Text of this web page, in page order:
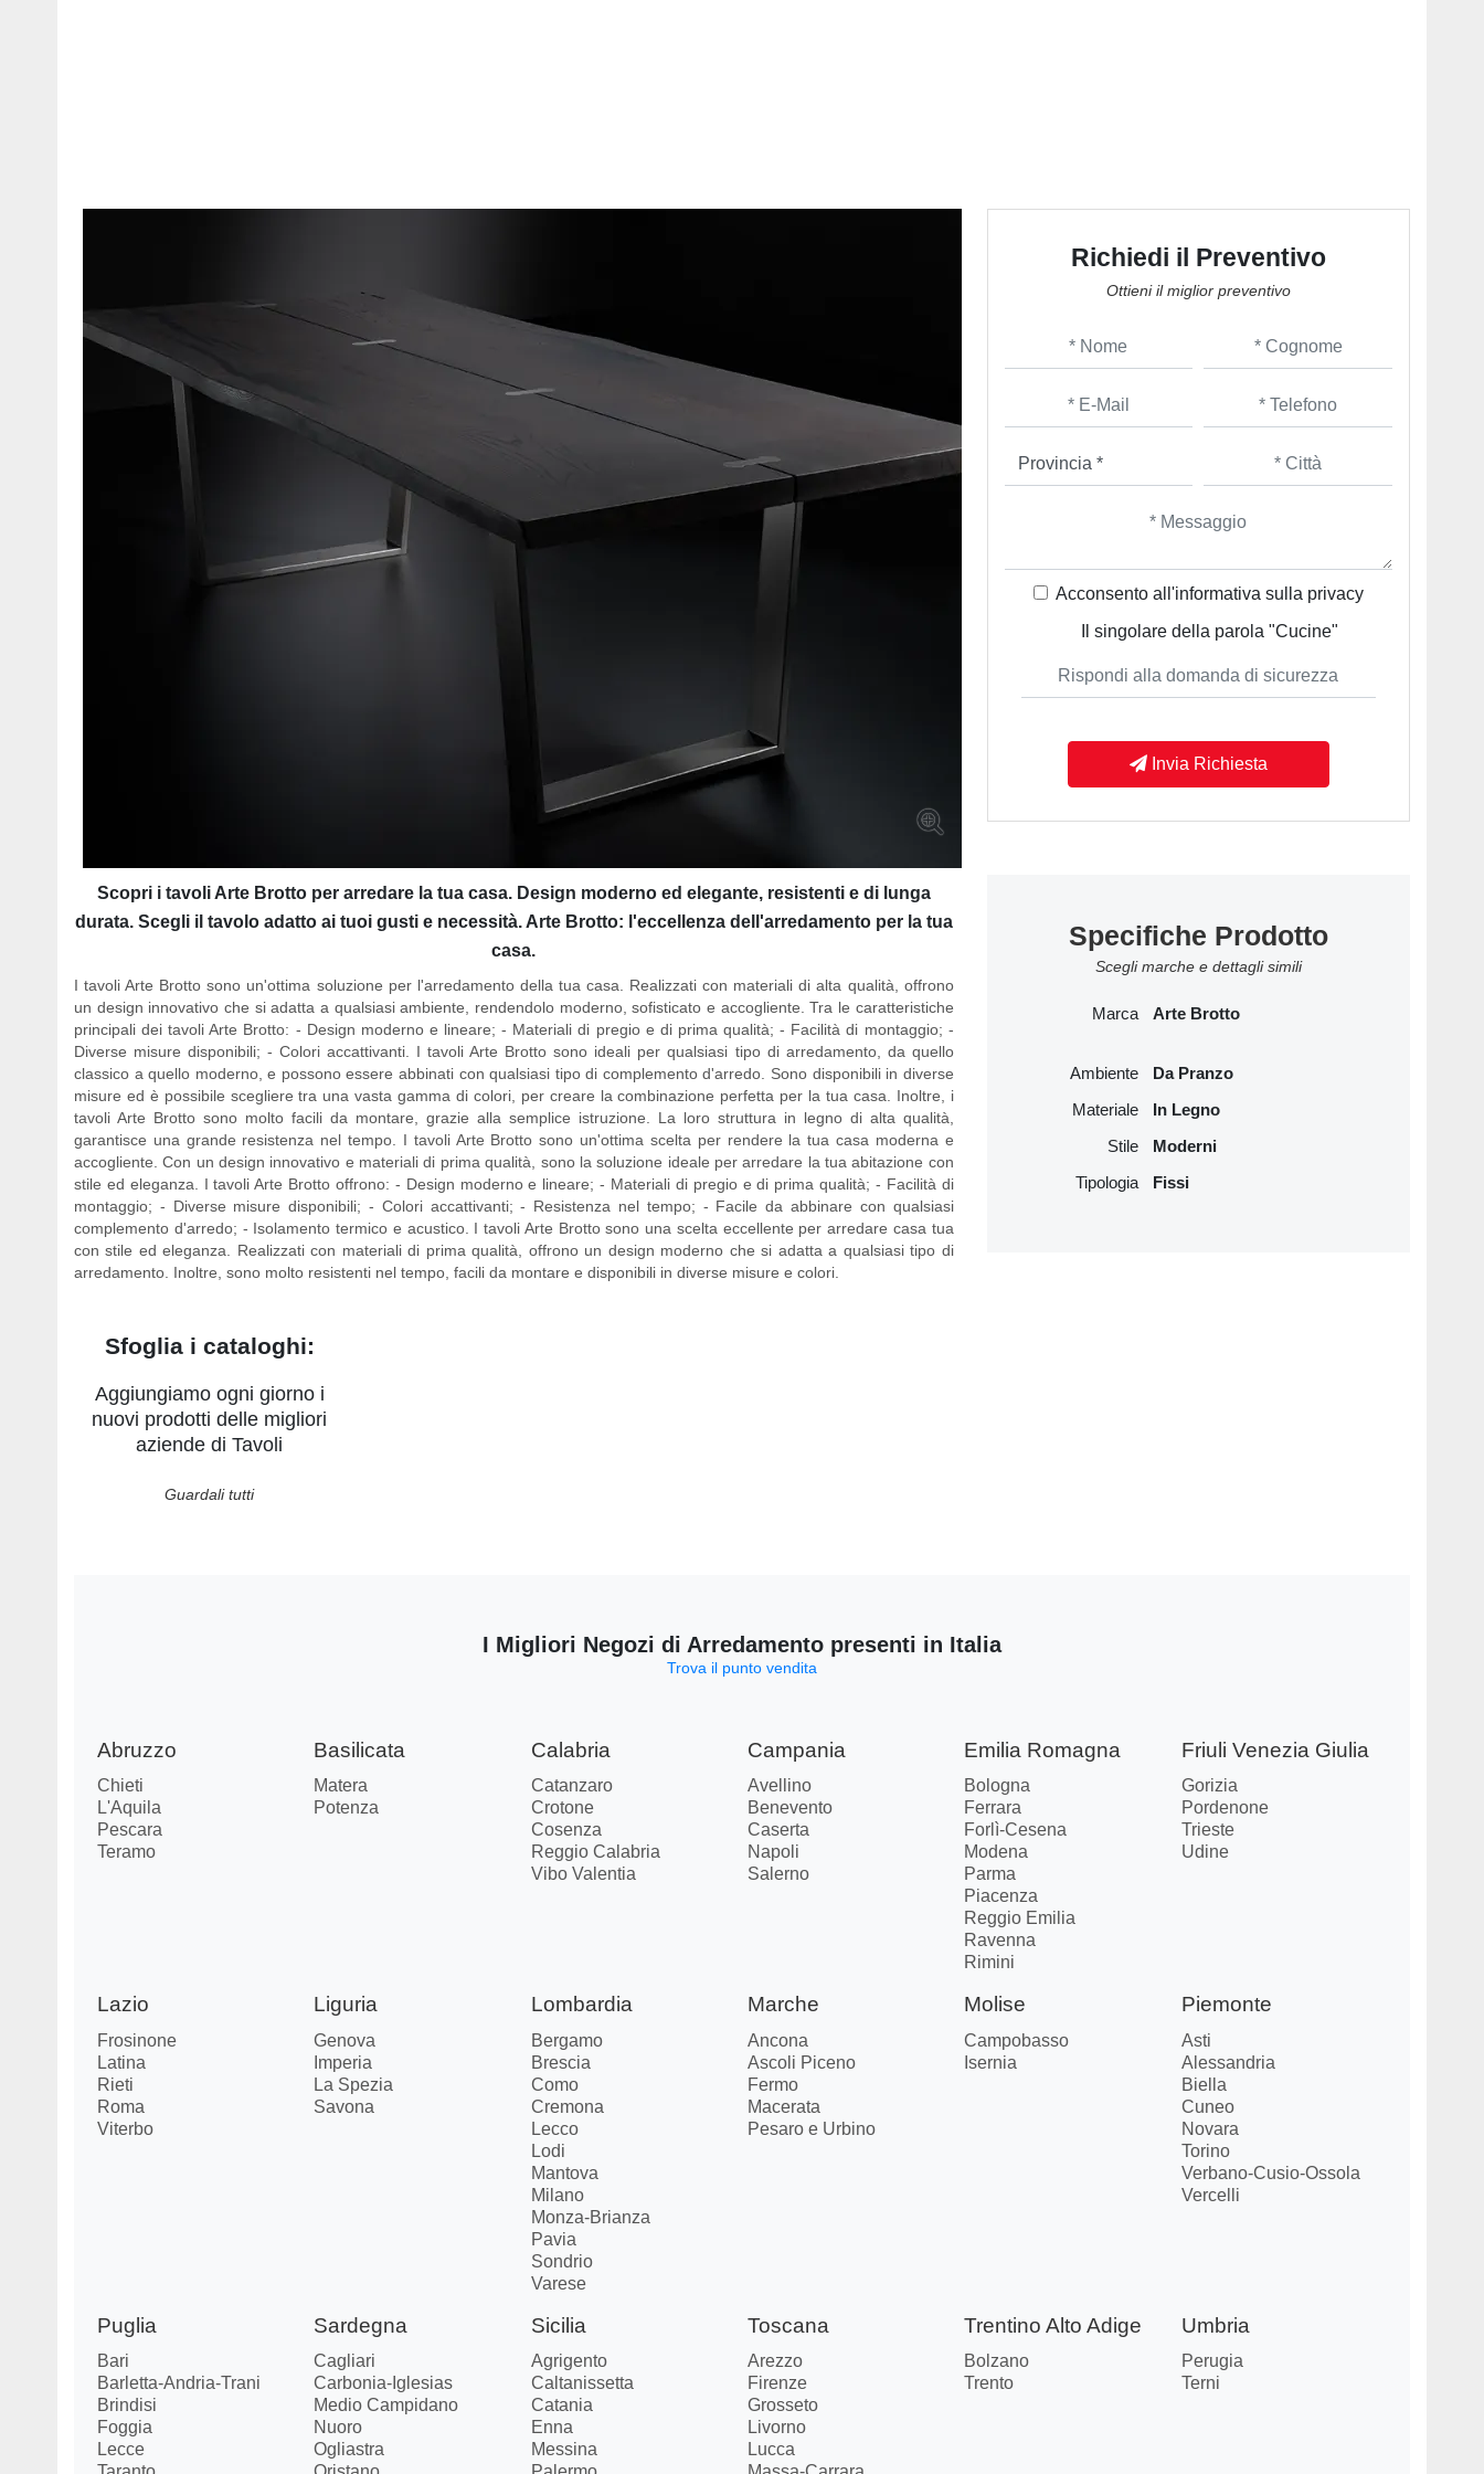
Scopri i tavoli Arte Brotto per arredare la tua casa. Design moderno ed elegante, resistenti e di lunga
durata. Scegli il tavolo adatto ai tuoi gusti e necessità. Arte Brotto: l'eccellenza dell'arredamento per la tua
casa.
I tavoli Arte Brotto sono un'ottima soluzione per l'arredamento della tua casa. Realizzati con materiali di alta qualità, offrono
un design innovativo che si adatta a qualsiasi ambiente, rendendolo moderno, sofisticato e accogliente. Tra le caratteristiche
principali dei tavoli Arte Brotto: - Design moderno e lineare; - Materiali di pregio e di prima qualità; - Facilità di montaggio; -
Diverse misure disponibili; - Colori accattivanti. I tavoli Arte Brotto sono ideali per qualsiasi tipo di arredamento, da quello
classico a quello moderno, e possono essere abbinati con qualsiasi tipo di complemento d'arredo. Sono disponibili in diverse
misure ed è possibile scegliere tra una vasta gamma di colori, per creare la combinazione perfetta per la tua casa. Inoltre, i
tavoli Arte Brotto sono molto facili da montare, grazie alla semplice istruzione. La loro struttura in legno di alta qualità,
garantisce una grande resistenza nel tempo. I tavoli Arte Brotto sono un'ottima scelta per rendere la tua casa moderna e
accogliente. Con un design innovativo e materiali di prima qualità, sono la soluzione ideale per arredare la tua abitazione con
stile ed eleganza. I tavoli Arte Brotto offrono: - Design moderno e lineare; - Materiali di pregio e di prima qualità; - Facilità di
montaggio; - Diverse misure disponibili; - Colori accattivanti; - Resistenza nel tempo; - Facile da abbinare con qualsiasi
complemento d'arredo; - Isolamento termico e acustico. I tavoli Arte Brotto sono una scelta eccellente per arredare casa tua
con stile ed eleganza. Realizzati con materiali di prima qualità, offrono un design moderno che si adatta a qualsiasi tipo di
arredamento. Inoltre, sono molto resistenti nel tempo, facili da montare e disponibili in diverse misure e colori.
Sfoglia i cataloghi:
Aggiungiamo ogni giorno i
nuovi prodotti delle migliori
aziende di Tavoli
Guardali tutti
Richiedi il Preventivo
Ottieni il miglior preventivo
Acconsento all'informativa sulla privacy
Il singolare della parola "Cucine"
Invia Richiesta
Specifiche Prodotto
Scegli marche e dettagli simili
Marca Arte Brotto
Ambiente Da Pranzo
Materiale In Legno
Stile Moderni
Tipologia Fissi
I Migliori Negozi di Arredamento presenti in Italia
Trova il punto vendita
Abruzzo
Chieti
L'Aquila
Pescara
Teramo
Basilicata
Matera
Potenza
Calabria
Catanzaro
Crotone
Cosenza
Reggio Calabria
Vibo Valentia
Campania
Avellino
Benevento
Caserta
Napoli
Salerno
Emilia Romagna
Bologna
Ferrara
Forlì-Cesena
Modena
Parma
Piacenza
Reggio Emilia
Ravenna
Rimini
Friuli Venezia Giulia
Gorizia
Pordenone
Trieste
Udine
Lazio
Frosinone
Latina
Rieti
Roma
Viterbo
Liguria
Genova
Imperia
La Spezia
Savona
Lombardia
Bergamo
Brescia
Como
Cremona
Lecco
Lodi
Mantova
Milano
Monza-Brianza
Pavia
Sondrio
Varese
Marche
Ancona
Ascoli Piceno
Fermo
Macerata
Pesaro e Urbino
Molise
Campobasso
Isernia
Piemonte
Asti
Alessandria
Biella
Cuneo
Novara
Torino
Verbano-Cusio-Ossola
Vercelli
Puglia
Bari
Barletta-Andria-Trani
Brindisi
Foggia
Lecce
Sardegna
Cagliari
Carbonia-Iglesias
Medio Campidano
Nuoro
Ogliastra
Sicilia
Agrigento
Caltanissetta
Catania
Enna
Messina
Toscana
Arezzo
Firenze
Grosseto
Livorno
Lucca
Trentino Alto Adige
Bolzano
Trento
Umbria
Perugia
Terni